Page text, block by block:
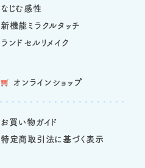
なじむ感性
新機能ミラクルタッチ
ランドセルリメイク
オンラインショップ
お買い物ガイド
特定商取引法に基づく表示